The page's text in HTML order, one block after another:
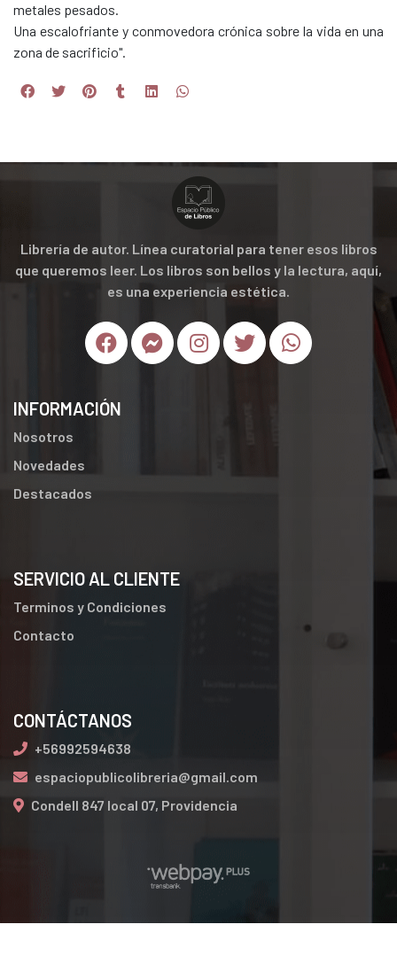
metales pesados.
Una escalofriante y conmovedora crónica sobre la vida en una
zona de sacrificio".
Librería de autor. Línea curatorial para tener esos libros
que queremos leer. Los libros son bellos y la lectura, aquí,
es una experiencia estética.
INFORMACIÓN
Nosotros
Novedades
Destacados
SERVICIO AL CLIENTE
Terminos y Condiciones
Contacto
CONTÁCTANOS
+56992594638
espaciopublicolibreria@gmail.com
Condell 847 local 07, Providencia